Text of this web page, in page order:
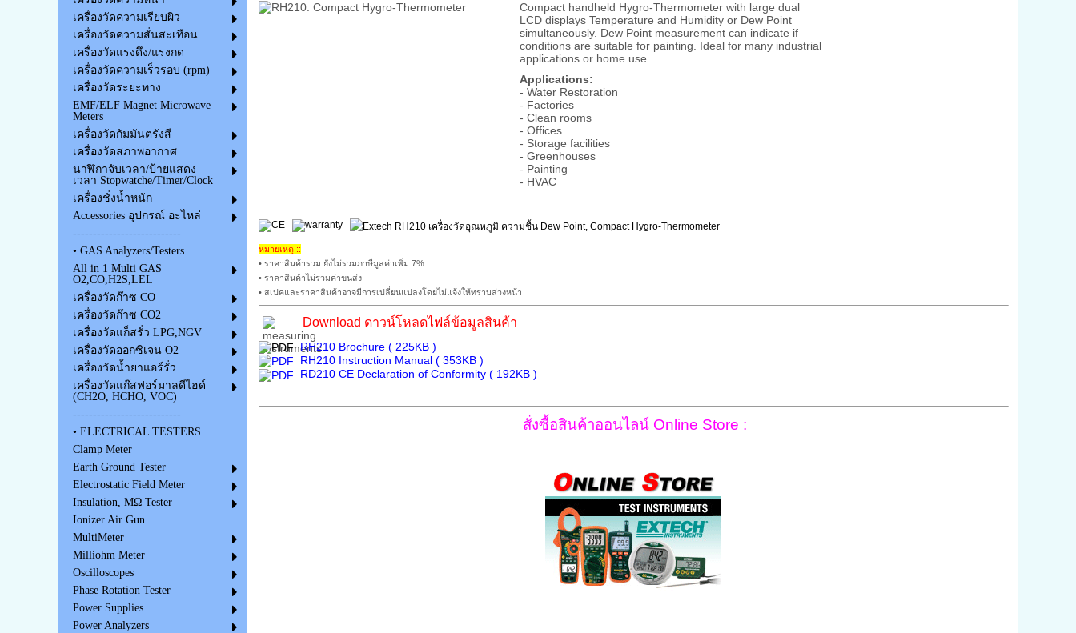
เครื่องวัดความเรียบผิว
เครื่องวัดความสั่นสะเทือน
เครื่องวัดแรงดึง/แรงกด
เครื่องวัดความเร็วรอบ (rpm)
เครื่องวัดระยะทาง
EMF/ELF Magnet Microwave
Meters
เครื่องวัดกัมมันตรังสี
เครื่องวัดสภาพอากาศ
นาฬิกาจับเวลา/ป้ายแสดง
เวลา Stopwatche/Timer/Clock
เครื่องชั่งน้ำหนัก
Accessories อุปกรณ์ อะไหล่
---------------------------
• GAS Analyzers/Testers
All in 1 Multi GAS
O2,CO,H2S,LEL
เครื่องวัดก๊าซ CO
เครื่องวัดก๊าซ CO2
เครื่องวัดแก็สรั่ว LPG,NGV
เครื่องวัดออกซิเจน O2
เครื่องวัดน้ำยาแอร์รั่ว
เครื่องวัดแก๊สฟอร์มาลดีไฮด์
(CH2O, HCHO, VOC)
---------------------------
• ELECTRICAL TESTERS
Clamp Meter
Earth Ground Tester
Electrostatic Field Meter
Insulation, MΩ Tester
Ionizer Air Gun
MultiMeter
Milliohm Meter
Oscilloscopes
Phase Rotation Tester
Power Supplies
Power Analyzers
Compact handheld Hygro-Thermometer with large dual
LCD displays Temperature and Humidity or Dew Point
simultaneously. Dew Point measurement can indicate if
conditions are suitable for painting. Ideal for many industrial
applications or home use.
Applications:
- Water Restoration
- Factories
- Clean rooms
- Offices
- Storage facilities
- Greenhouses
- Painting
- HVAC
หมายเหตุ ::
• ราคาสินค้ารวม ยังไม่รวมภาษีมูลค่าเพิ่ม 7%
• ราคาสินค้าไม่รวมค่าขนส่ง
• สเปคและราคาสินค้าอาจมีการเปลี่ยนแปลงโดยไม่แจ้งให้ทราบล่วงหน้า
Download ดาวน์โหลดไฟล์ข้อมูลสินค้า
RH210 Brochure ( 225KB )
RH210 Instruction Manual ( 353KB )
RD210 CE Declaration of Conformity ( 192KB )
สั่งซื้อสินค้าออนไลน์ Online Store :